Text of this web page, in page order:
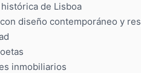
de Lisboa
diseño contemporáneo y
inmobiliarios